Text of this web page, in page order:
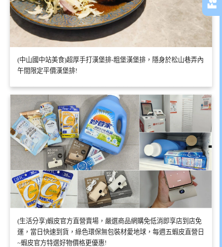
(中山國中站美食)超厚手打漢堡排-粗堡漢堡排，隱身於松山巷弄內
午間限定平價漢堡排!
(生活分享)蝦皮官方直營賣場，嚴選商品網購免低消即享店到店免
運，當日快速到貨，綠色環保無包裝材愛地球，每週五蝦皮直營日
~蝦皮官方特選好物價格更優惠!